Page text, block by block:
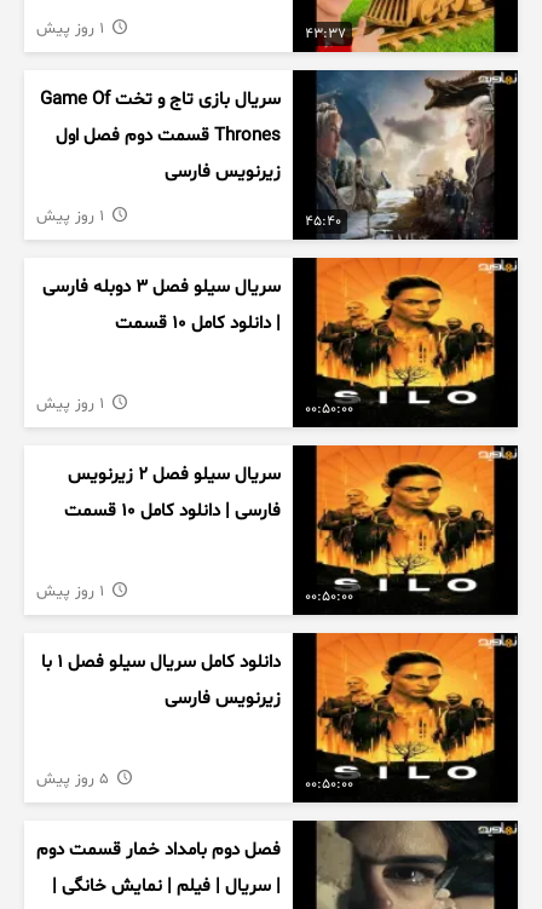
43:37
45:40
سریال بازی تاج و تخت Game Of
Thrones قسمت دوم فصل اول
زیرنویس فارسی
00:50:00
سریال سیلو فصل ۳ دوبله فارسی
| دانلود کامل ۱۰ قسمت
00:50:00
سریال سیلو فصل ۲ زیرنویس
فارسی | دانلود کامل ۱۰ قسمت
00:50:00
دانلود کامل سریال سیلو فصل ۱ با
زیرنویس فارسی
فصل دوم بامداد خمار قسمت دوم
| سریال | فیلم | نمایش خانگی |